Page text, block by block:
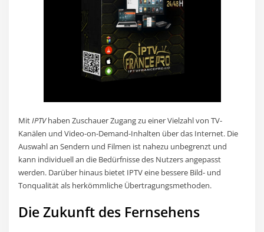
MitIPTVhaben Zuschauer Zugang zu einer Vielzahl von TV-
Kanälen und Video-on-Demand-Inhalten über das Internet. Die
Auswahl an Sendern und Filmen ist nahezu unbegrenzt und
kann individuell an die Bedürfnisse des Nutzers angepasst
werden. Darüber hinaus bietet IPTV eine bessere Bild- und
Tonqualität als herkömmliche Übertragungsmethoden.
Die Zukunft des Fernsehens